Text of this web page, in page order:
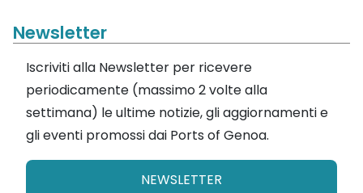
Newsletter
Iscriviti alla Newsletter per ricevere
periodicamente (massimo 2 volte alla
settimana) le ultime notizie, gli aggiornamenti e
gli eventi promossi dai Ports of Genoa.
NEWSLETTER